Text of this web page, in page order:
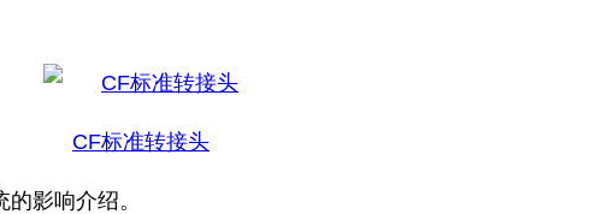
CF标准转接头
影响介绍。